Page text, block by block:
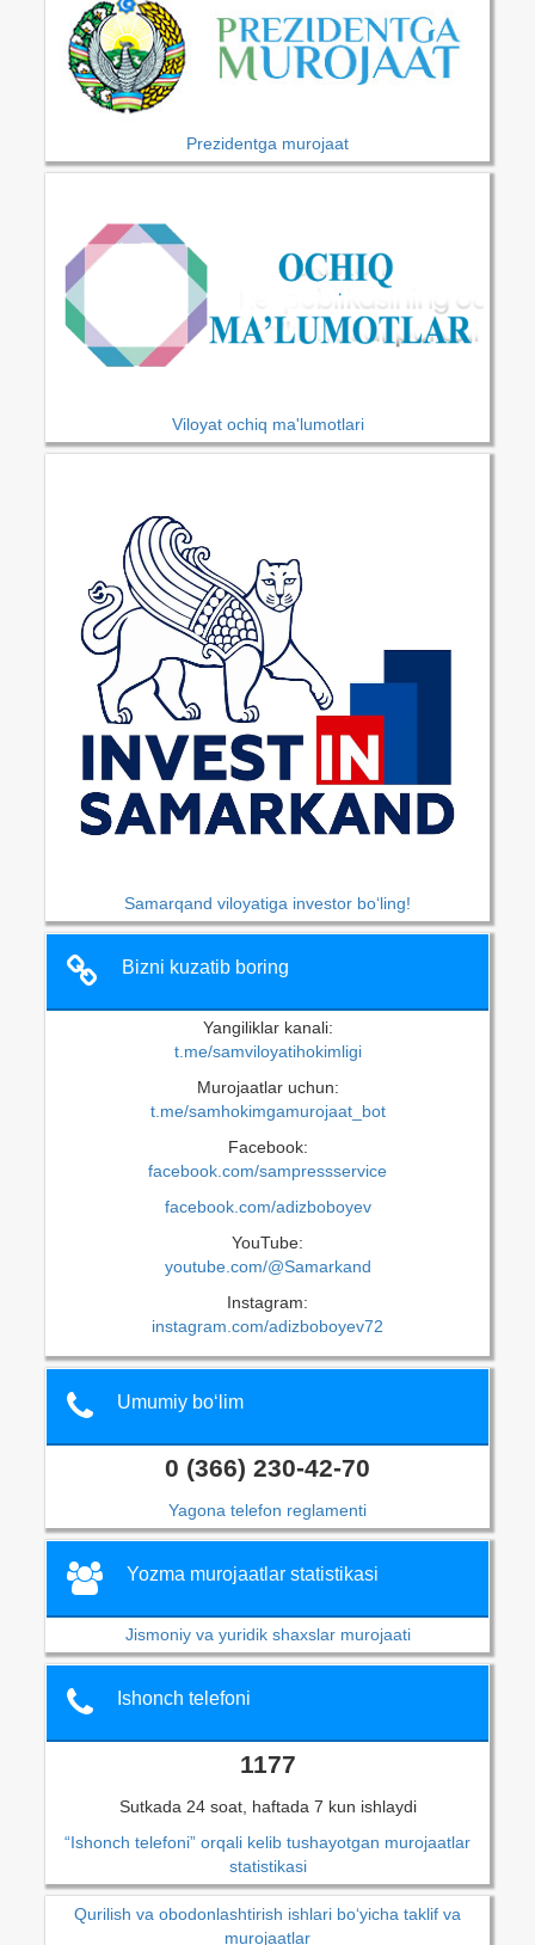
Prezidentga murojaat
Viloyat ochiq ma'lumotlari
Samarqand viloyatiga investor bo‘ling!
Bizni kuzatib boring
Yangiliklar kanali:
t.me/samviloyatihokimligi
Murojaatlar uchun:
t.me/samhokimgamurojaat_bot
Facebook:
facebook.com/sampressservice
facebook.com/adizboboyev
YouTube:
youtube.com/@Samarkand
Instagram:
instagram.com/adizboboyev72
Umumiy bo‘lim
0 (366) 230-42-70
Yagona telefon reglamenti
Yozma murojaatlar statistikasi
Jismoniy va yuridik shaxslar murojaati
Ishonch telefoni
1177
Sutkada 24 soat, haftada 7 kun ishlaydi
“Ishonch telefoni” orqali kelib tushayotgan murojaatlar
statistikasi
Qurilish va obodonlashtirish ishlari bo‘yicha taklif va
murojaatlar